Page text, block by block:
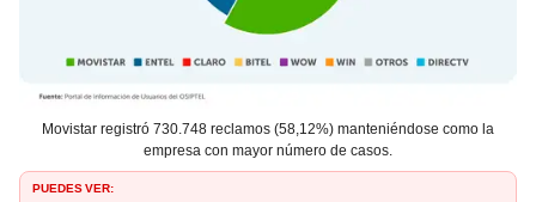
Movistar registró 730.748 reclamos (58,12%) manteniéndose como la
empresa con mayor número de casos.
PUEDES VER: